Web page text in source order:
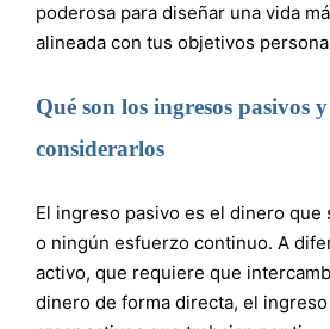
poderosa para diseñar una vida
alineada con tus objetivos
Qué son los ingresos pasivos
considerarlos
El ingreso pasivo es el dinero que
o ningún esfuerzo continuo. A
activo, que requiere que
dinero de forma directa, el